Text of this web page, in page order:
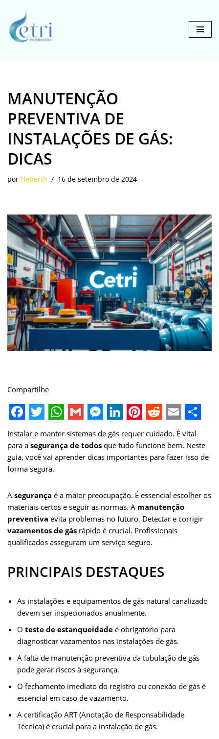
Pular
para
MANUTENÇÃO
PREVENTIVA DE
INSTALAÇÕES DE GÁS:
DICAS
por Heberth 16 de setembro de 2024
Compartilhe
F
a
c
e
b
o
o
k
T
w
i
t
t
e
r
W
h
a
t
s
A
p
p
G
m
a
l
M
e
s
e
n
g
e
r
L
i
n
e
d
I
n
P
i
n
e
r
e
s
t
R
e
d
i
t
E
m
a
l
S
h
a
e
Instalar e manter sistemas de gás requer cuidado. É vital
para a segurança de todos que tudo funcione bem. Neste
guia, você vai aprender dicas importantes para fazer isso de
forma segura.
A segurança é a maior preocupação. É essencial escolher os
materiais certos e seguir as normas. A manutenção
preventiva evita problemas no futuro. Detectar e corrigir
vazamentos de gás rápido é crucial. Profissionais
qualificados asseguram um serviço seguro.
PRINCIPAIS DESTAQUES
As instalações e equipamentos de gás natural canalizado
devem ser inspecionados anualmente.
O teste de estanqueidade é obrigatório para
diagnosticar vazamentos nas instalações de gás.
A falta de manutenção preventiva da tubulação de gás
pode gerar riscos à segurança.
O fechamento imediato do registro ou conexão de gás é
essencial em caso de vazamento.
A certificação ART (Anotação de Responsabilidade
Técnica) é crucial para a instalação de gás.